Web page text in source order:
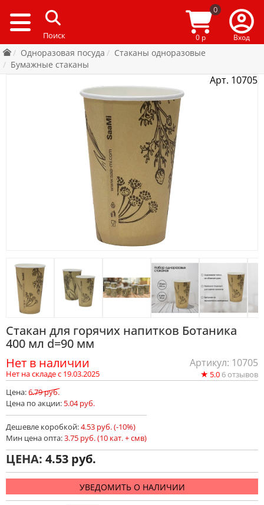
0
0 р Вход
Одноразовая посуда
Стаканы одноразовые
Бумажные стаканы
Арт. 10705
Стакан для горячих напитков Ботаника
400 мл d=90 мм
Нет в наличии
Нет на складе с 19.03.2025
Артикул: 10705
★ 5.0 6отзывов
Цена:6.79 руб.
Цена по акции: 5.04 руб.
Дешевле коробкой:4.53 руб. (-10%)
Мин цена опта:3.75 руб. (10 кат. + смв)
ЦЕНА: 4.53
УВЕДОМИТЬ О НАЛИЧИИ